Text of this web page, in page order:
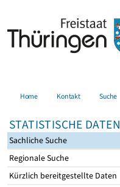
Home Kontakt Suche
STATISTISCHE DATEN
Sachliche Suche
Regionale Suche
Kürzlich bereitgestellte Daten